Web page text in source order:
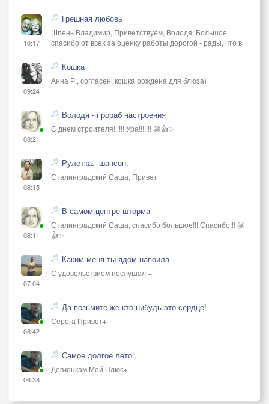
10:17
Грешная любовь
Шпень Владимир, Приветствуем, Володя! Большое
спасибо от всех за оценку работы дорогой - рады, что в
09:24
Кошка
Анна Р., согласен, кошка рождена для блюза)
08:21
Володя - прораб настроения
С днем строителя!!!!!! Ура!!!!!!! 😃👍✨
08:15
Рулетка.- шансон.
Сталинградский Саша, Привет
08:11
В самом центре шторма
Сталинградский Саша, спасибо большое!!! Спасибо!!! 🤗
👍✨
07:04
Каким меня ты ядом напоила
С удовольствием послушал +
06:42
Да возьмите же кто-нибудь это сердце!
Серёга Привет+
06:38
Самое долгое лето...
Девчонкам Мой Плюс+